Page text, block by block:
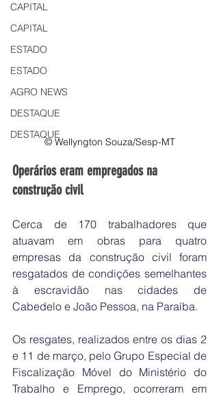
CAPITAL
CAPITAL
ESTADO
ESTADO
AGRO NEWS
DESTAQUE
DESTAQUE
© Wellyngton Souza/Sesp-MT
Operários eram empregados na
construção civil
Cerca de 170 trabalhadores que
atuavam em obras para quatro
empresas da construção civil foram
resgatados de condições semelhantes
à escravidão nas cidades de
Cabedelo e João Pessoa, na Paraíba.
Os resgates, realizados entre os dias 2
e 11 de março, pelo Grupo Especial de
Fiscalização Móvel do Ministério do